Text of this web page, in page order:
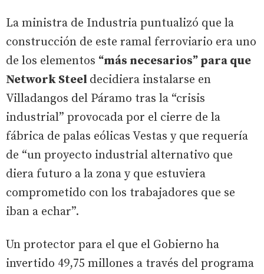
La ministra de Industria puntualizó que la
construcción de este ramal ferroviario era uno
de los elementos “más necesarios” para que
Network Steel decidiera instalarse en
Villadangos del Páramo tras la “crisis
industrial” provocada por el cierre de la
fábrica de palas eólicas Vestas y que requería
de “un proyecto industrial alternativo que
diera futuro a la zona y que estuviera
comprometido con los trabajadores que se
iban a echar”.
Un protector para el que el Gobierno ha
invertido 49,75 millones a través del programa